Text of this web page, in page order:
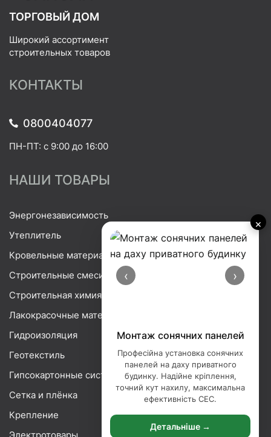
×
‹ ›
Монтаж сонячних панелей
Професійна установка сонячних
панелей на даху приватного
будинку. Надійне кріплення,
точний кут нахилу, максимальна
ефективність СЕС.
Детальніше →
ТОРГОВЫЙ ДОМ
Широкий ассортимент
строительных товаров
КОНТАКТЫ
0800404077
ПН-ПТ: с 9:00 до 16:00
НАШИ ТОВАРЫ
Энергонезависимость
Утеплитель
Кровельные материалы
Строительные смеси
Строительная химия
Лакокрасочные материалы
Гидроизоляция
Геотекстиль
Гипсокартонные системы
Сетка и плёнка
Крепление